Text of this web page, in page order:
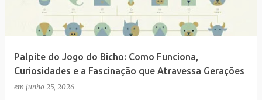
Palpite do Jogo do Bicho: Como Funciona,
Curiosidades e a Fascinação que Atravessa Gerações
em junho 25, 2026